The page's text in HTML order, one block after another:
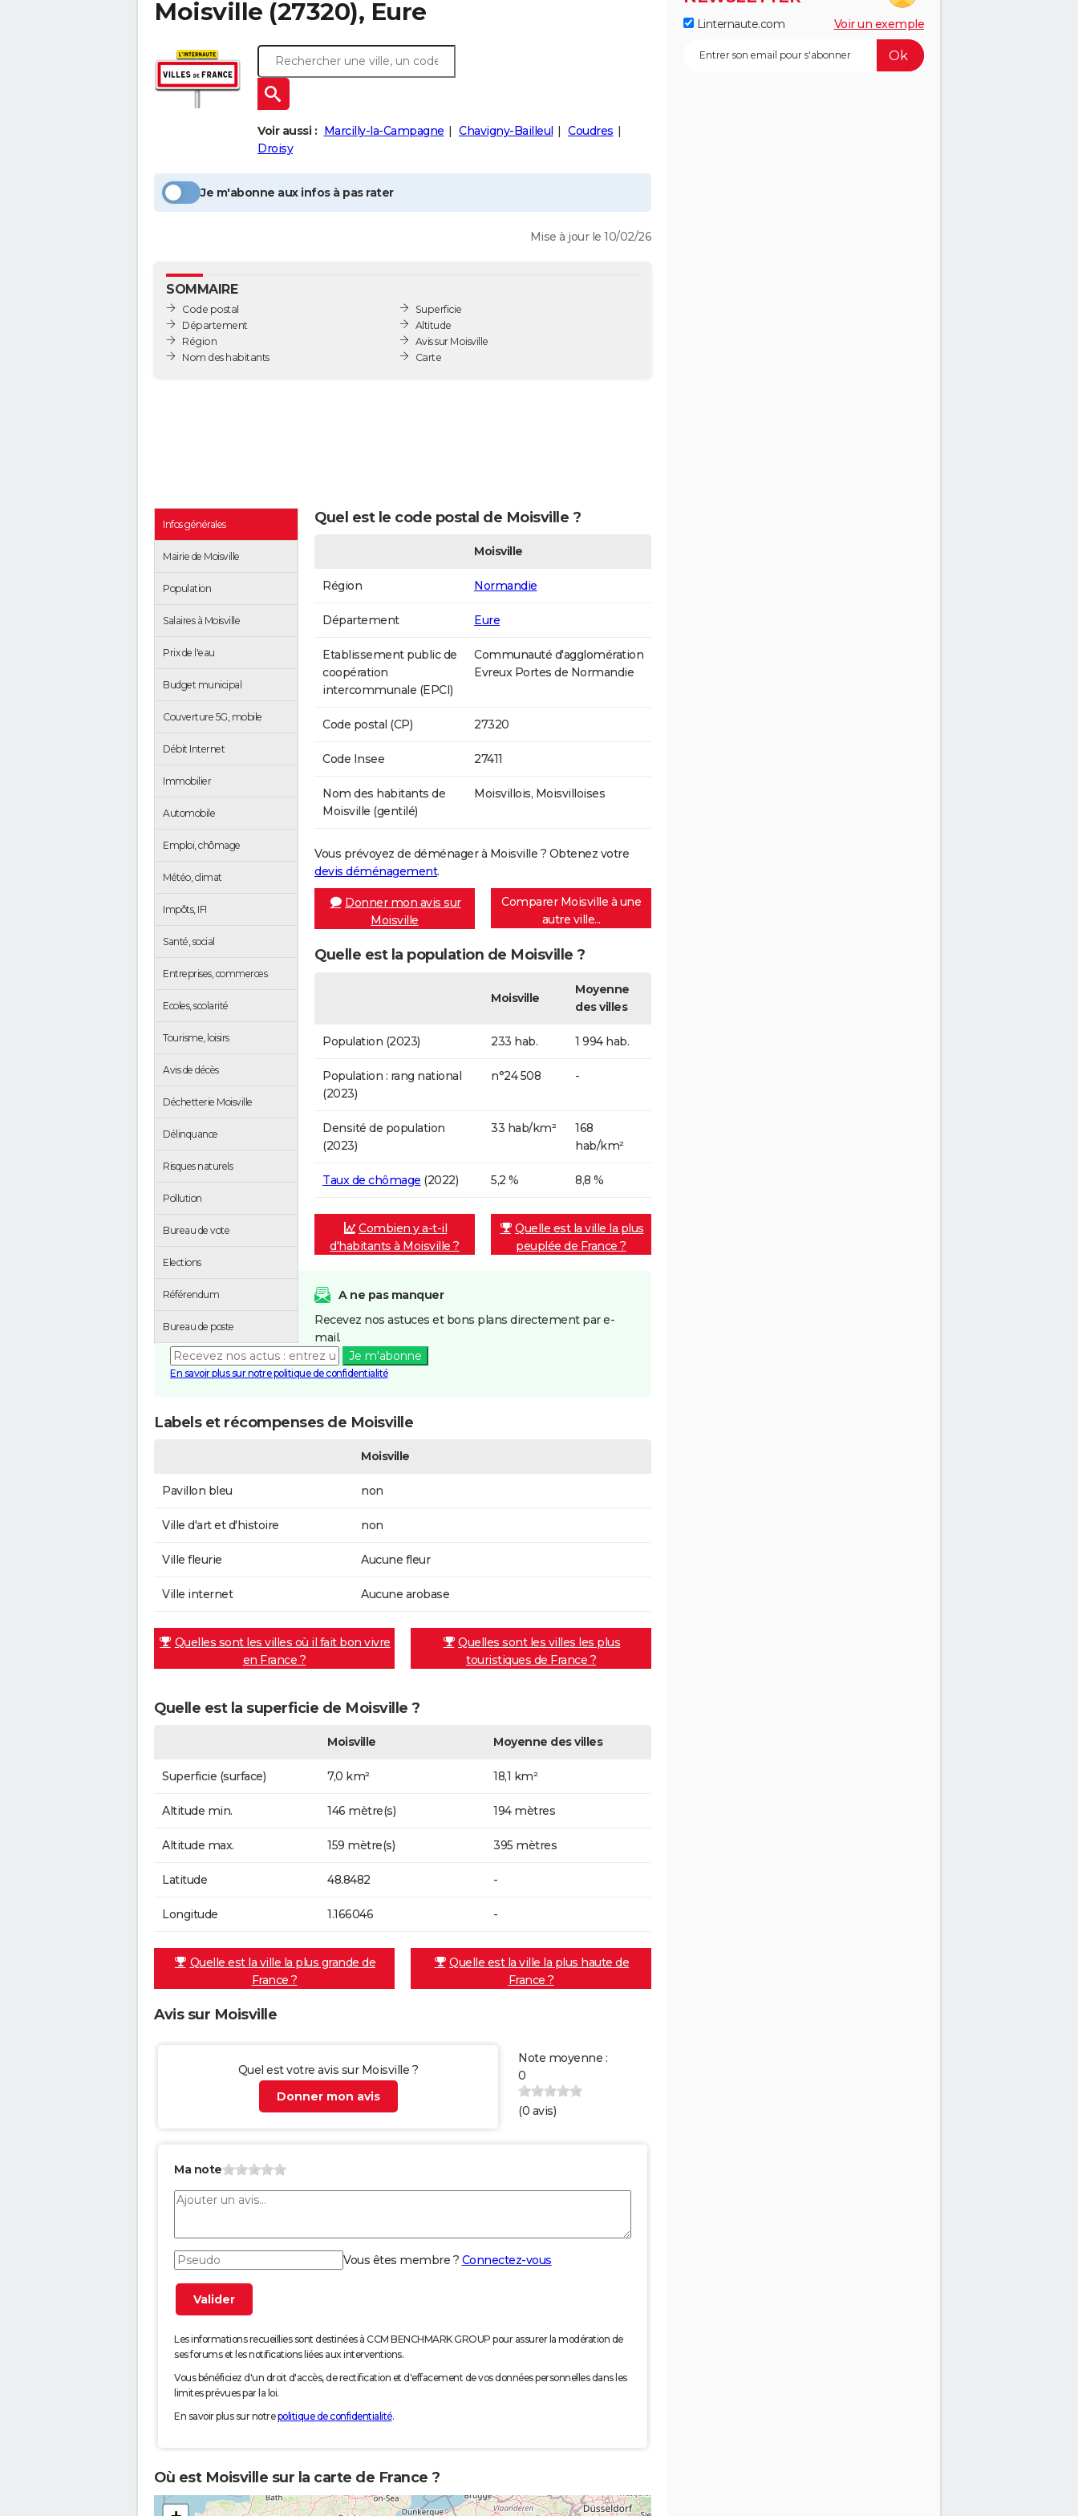
Moisville (27320), Eure
Voir aussi : Marcilly-la-Campagne Chavigny-Bailleul
Coudres
Droisy
Je m'abonne aux infos à pas rater
Mise à jour le 10/02/26
SOMMAIRE
Code postal
Département
Région
Nom des habitants
Superficie
Altitude
Avis sur Moisville
Carte
Infos générales
Mairie de Moisville
Population
Salaires à Moisville
Prix de l'eau
Budget municipal
Couverture 5G, mobile
Débit Internet
Immobilier
Automobile
Emploi, chômage
Météo, climat
Impôts, IFI
Santé, social
Entreprises, commerces
Ecoles, scolarité
Tourisme, loisirs
Avis de décès
Déchetterie Moisville
Délinquance
Risques naturels
Pollution
Bureau de vote
Elections
Référendum
Bureau de poste
Quel est le code postal de Moisville ?
Moisville
Région Normandie
Département Eure
Etablissement public de
coopération
intercommunale (EPCI)
Communauté d'agglomération
Evreux Portes de Normandie
Code postal (CP) 27320
Code Insee 27411
Nom des habitants de
Moisville (gentilé)
Moisvillois, Moisvilloises
Vous prévoyez de déménager à Moisville ? Obtenez votre
devis déménagement.
Donner mon avis sur
Moisville
Comparer Moisville à une
autre ville...
Quelle est la population de Moisville ?
Moisville
Moyenne
des villes
Population (2023) 233 hab. 1 994 hab.
Population : rang national
(2023)
n°24 508 -
Densité de population
(2023)
33 hab/km²
168
hab/km²
Taux de chômage (2022) 5,2 % 8,8 %
Combien y a-t-il
d'habitants à Moisville ?
Quelle est la ville la plus
peuplée de France ?
A ne pas manquer
Recevez nos astuces et bons plans directement par e-
mail.
Je m'abonne
En savoir plus sur notre politique de confidentialité
Labels et récompenses de Moisville
Moisville
Pavillon bleu non
Ville d'art et d'histoire non
Ville fleurie Aucune fleur
Ville internet Aucune arobase
Quelles sont les villes où il fait bon vivre
en France ?
Quelles sont les villes les plus
touristiques de France ?
Quelle est la superficie de Moisville ?
Moisville Moyenne des villes
Superficie (surface) 7,0 km² 18,1 km²
Altitude min. 146 mètre(s) 194 mètres
Altitude max. 159 mètre(s) 395 mètres
Latitude 48.8482 -
Longitude 1.166046 -
Quelle est la ville la plus grande de
France ?
Quelle est la ville la plus haute de
France ?
Avis sur Moisville
Quel est votre avis sur Moisville ?
Donner mon avis
Note moyenne :
0
(0 avis)
Ma note
Vous êtes membre ? Connectez-vous
Les informations recueillies sont destinées à CCM BENCHMARK GROUP pour assurer la modération de
ses forums et les notifications liées aux interventions.
Vous bénéficiez d'un droit d'accès, de rectification et d'effacement de vos données personnelles dans les
limites prévues par la loi.
En savoir plus sur notrepolitique de confidentialité.
Où est Moisville sur la carte de France ?
Linternaute.com Voir un exemple